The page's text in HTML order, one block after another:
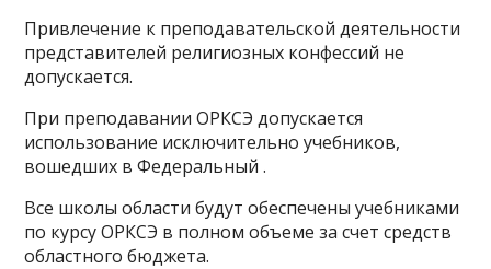
Привлечение к преподавательской деятельности
представителей религиозных конфессий не
допускается.
При преподавании ОРКСЭ допускается
использование исключительно учебников,
вошедших в Федеральный .
Все школы области будут обеспечены учебниками
по курсу ОРКСЭ в полном объеме за счет средств
областного бюджета.